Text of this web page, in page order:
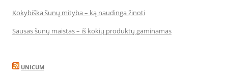
Kokybiška šunų mityba – ką naudinga žinoti
Sausas šunų maistas – iš kokių produktų gaminamas
UNICUM